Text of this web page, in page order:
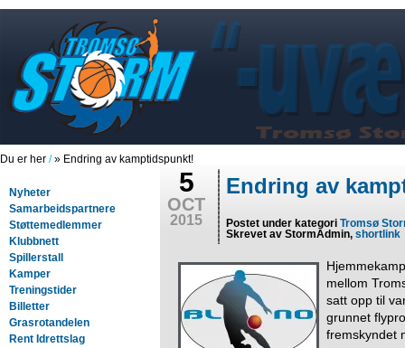
Du er her /» Endring av kamptidspunkt!
Nyheter
Samarbeidspartnere
Støttemedlemmer
Klubbnett
Spillerstall
Kamper
Treningstider
Billetter
Grasrotandelen
Rent Idrettslag
5
OCT
2015
Endring av
Postet under kategoriTromsø
Skrevet av StormAdmin,shortlink
mellom
satt opp til
grunnet
fremskyndet